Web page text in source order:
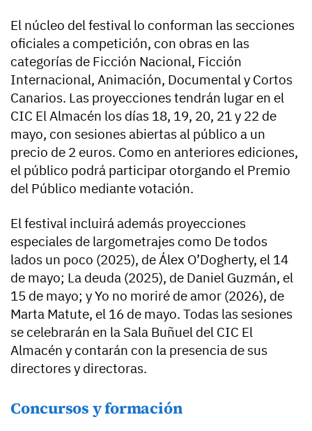
El núcleo del festival lo conforman las secciones
oficiales a competición, con obras en las
categorías de Ficción Nacional, Ficción
Internacional, Animación, Documental y Cortos
Canarios. Las proyecciones tendrán lugar en el
CIC El Almacén los días 18, 19, 20, 21 y 22 de
mayo, con sesiones abiertas al público a un
precio de 2 euros. Como en anteriores ediciones,
el público podrá participar otorgando el Premio
del Público mediante votación.
El festival incluirá además proyecciones
especiales de largometrajes como De todos
lados un poco (2025), de Álex O’Dogherty, el 14
de mayo; La deuda (2025), de Daniel Guzmán, el
15 de mayo; y Yo no moriré de amor (2026), de
Marta Matute, el 16 de mayo. Todas las sesiones
se celebrarán en la Sala Buñuel del CIC El
Almacén y contarán con la presencia de sus
directores y directoras.
Concursos y formación